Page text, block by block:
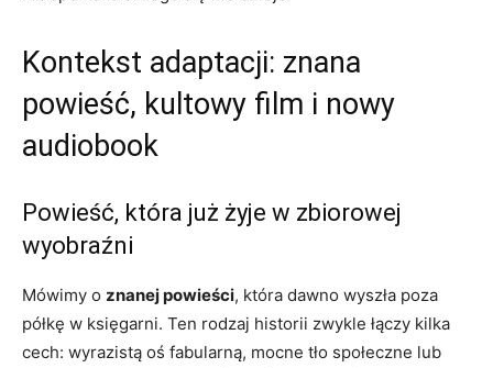
Kontekst adaptacji: znana
powieść, kultowy film i nowy
audiobook
Powieść, która już żyje w zbiorowej
wyobraźni
Mówimy o znanej powieści, która dawno wyszła poza
półkę w księgarni. Ten rodzaj historii zwykle łączy kilka
cech: wyrazistą oś fabularną, mocne tło społeczne lub